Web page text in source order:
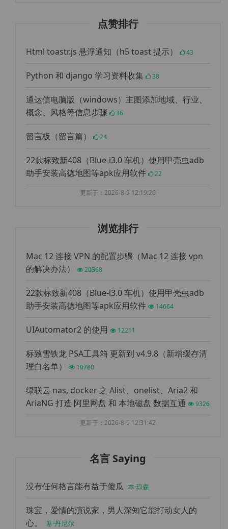
点赞排行
Html toastr.js 悬浮通知（h5 toast 提示） 43
Python 和 django 学习资料收集 38
通达信电脑版（windows）主图添加地域、行业、
概念、风格等信息步骤
36
留言板（留言篇） 24
22款标致新408（Blue-i3.0 车机）使用甲壳虫adb
助手安装高德地图等apk应用软件
22
更新于：2026-8-9 12:19:20
浏览排行
Mac 12 连接 VPN 的配置步骤（Mac 12 连接 vpn
的解决办法）
20368
22款标致新408（Blue-i3.0 车机）使用甲壳虫adb
助手安装高德地图等apk应用软件
14664
UIAutomator2 的使用 12211
标致雪铁龙 PSA工具箱 更新到 v4.9.8（新增缓存清
理白名单）
10780
绿联云 nas, docker 之 Alist、onelist、Aria2 和
AriaNG 打造 阿里网盘 和 本地磁盘 数据互通
9326
更新于：2026-8-9 12:31:42
名言 Saying
没有任何格言能有益于傻瓜 本·琼森
珠宝，爱情的演说家，男人深知它能打动女人的
心。
塞·丹尼尔